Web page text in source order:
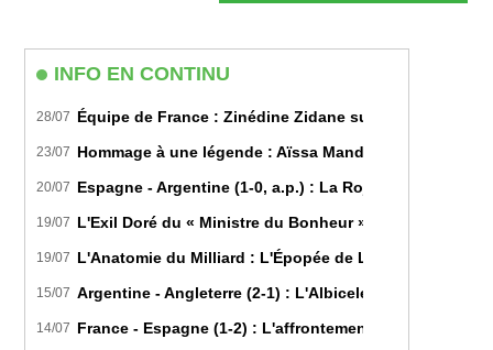
INFO EN CONTINU
28/07 Équipe de France : Zinédine Zidane succède
23/07 Hommage à une légende : Aïssa Mandi tire sa
20/07 Espagne - Argentine (1-0, a.p.) : La Roja sur le toit
19/07 L'Exil Doré du « Ministre du Bonheur » : Dans les
19/07 L'Anatomie du Milliard : L'Épopée de Lamine Yamal du
15/07 Argentine - Angleterre (2-1) : L'Albiceleste renverse
14/07 France - Espagne (1-2) : L'affrontement tactique